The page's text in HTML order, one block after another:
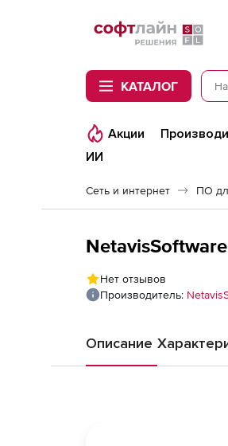
Softline
КАТАЛОГ
Акции
ИИ
Сеть и интернет ПО
Нет отзывов
Производитель:
Описание